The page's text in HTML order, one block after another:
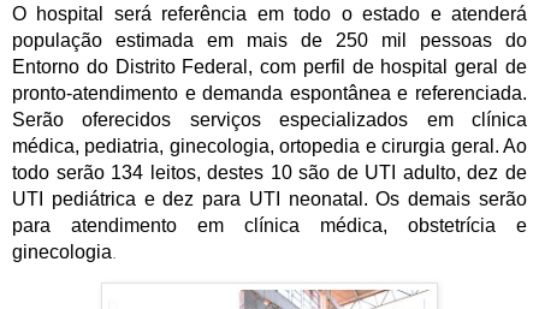
O hospital será referência em todo o estado e atenderá
população estimada em mais de 250 mil pessoas do
Entorno do Distrito Federal, com perfil de hospital geral de
pronto-atendimento e demanda espontânea e referenciada.
Serão oferecidos serviços especializados em clínica
médica, pediatria, ginecologia, ortopedia e cirurgia geral. Ao
todo serão 134 leitos, destes 10 são de UTI adulto, dez de
UTI pediátrica e dez para UTI neonatal. Os demais serão
para atendimento em clínica médica, obstetrícia e
ginecologia.